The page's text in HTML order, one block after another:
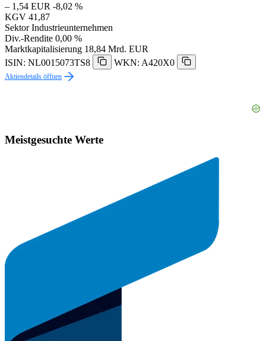
– 1,54 EUR -8,02 %
KGV 41,87
Sektor Industrieunternehmen
Div.-Rendite 0,00 %
Marktkapitalisierung 18,84 Mrd. EUR
ISIN: NL0015073TS8
WKN: A420X0
Aktiendetails öffnen
Meistgesuchte Werte